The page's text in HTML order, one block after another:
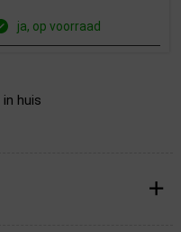
ja, op voorraad
huis